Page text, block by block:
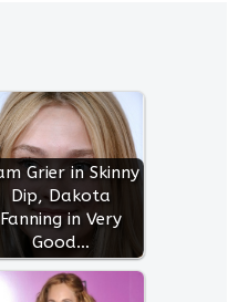
Grier in Skinny
Dip, Dakota
Fanning in Very
Good…